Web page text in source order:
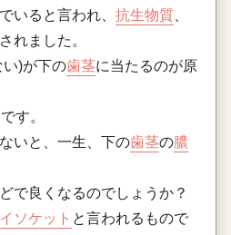
いると言われ、 抗生物質、
れました。
)が下の歯茎に当たるのが原
す。
いと、一生、下の歯茎の膿
で良くなるのでしょうか？
ソケット と言われるもので